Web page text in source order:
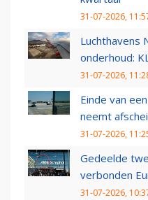
31-07-2026,
Luchthavens
onderhoud:
31-07-2026,
Einde van
neemt
31-07-2026,
Gedeelde
verbonden
31-07-2026,